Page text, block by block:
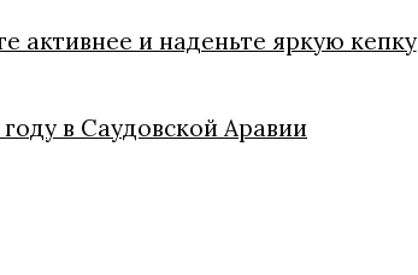
активнее и наденьте яркую кепку
в Саудовской Аравии